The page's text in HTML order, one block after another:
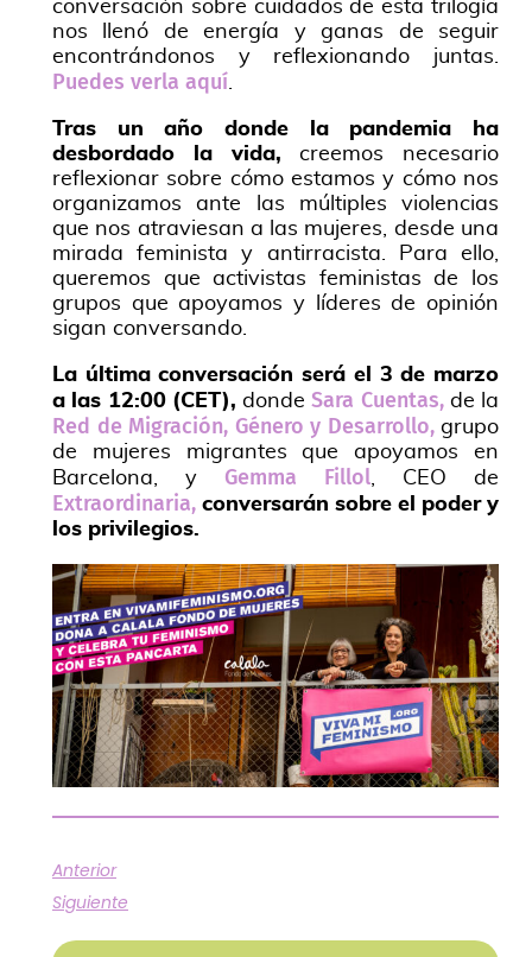
conversación sobre cuidados de esta trilogía
nos llenó de energía y ganas de seguir
encontrándonos y reflexionando juntas.
Puedes verla aquí.
Tras un año donde la pandemia ha
desbordado la vida, creemos necesario
reflexionar sobre cómo estamos y cómo nos
organizamos ante las múltiples violencias
que nos atraviesan a las mujeres, desde una
mirada feminista y antirracista. Para ello,
queremos que activistas feministas de los
grupos que apoyamos y líderes de opinión
sigan conversando.
La última conversación será el 3 de marzo
a las 12:00 (CET), dondeSara Cuentas,de la
Red de Migración, Género y Desarrollo, grupo
de mujeres migrantes que apoyamos en
Barcelona, y Gemma Fillol, CEO de
Extraordinaria, conversarán sobre el poder y
los privilegios.
Anterior
Siguiente